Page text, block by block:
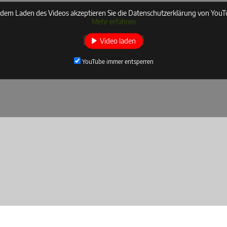
Laden des Videos akzeptieren Sie die Datenschutzerklärung von
Mehr erfahren
Video laden
YouTube immer entsperren